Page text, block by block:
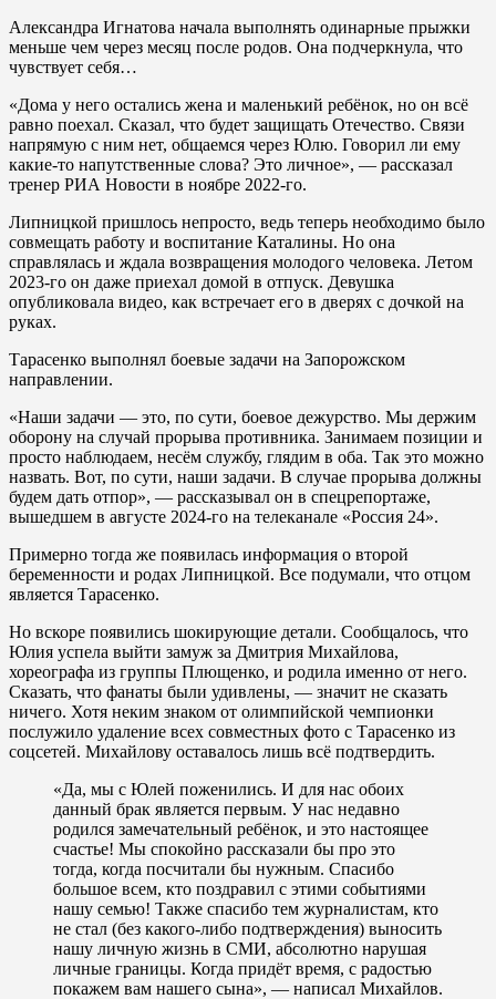
Александра Игнатова начала выполнять одинарные прыжки
меньше чем через месяц после родов. Она подчеркнула, что
чувствует себя…
«Дома у него остались жена и маленький ребёнок, но он всё
равно поехал. Сказал, что будет защищать Отечество. Связи
напрямую с ним нет, общаемся через Юлю. Говорил ли ему
какие-то напутственные слова? Это личное», — рассказал
тренер РИА Новости в ноябре 2022-го.
Липницкой пришлось непросто, ведь теперь необходимо было
совмещать работу и воспитание Каталины. Но она
справлялась и ждала возвращения молодого человека. Летом
2023-го он даже приехал домой в отпуск. Девушка
опубликовала видео, как встречает его в дверях с дочкой на
руках.
Тарасенко выполнял боевые задачи на Запорожском
направлении.
«Наши задачи — это, по сути, боевое дежурство. Мы держим
оборону на случай прорыва противника. Занимаем позиции и
просто наблюдаем, несём службу, глядим в оба. Так это можно
назвать. Вот, по сути, наши задачи. В случае прорыва должны
будем дать отпор», — рассказывал он в спецрепортаже,
вышедшем в августе 2024-го на телеканале «Россия 24».
Примерно тогда же появилась информация о второй
беременности и родах Липницкой. Все подумали, что отцом
является Тарасенко.
Но вскоре появились шокирующие детали. Сообщалось, что
Юлия успела выйти замуж за Дмитрия Михайлова,
хореографа из группы Плющенко, и родила именно от него.
Сказать, что фанаты были удивлены, — значит не сказать
ничего. Хотя неким знаком от олимпийской чемпионки
послужило удаление всех совместных фото с Тарасенко из
соцсетей. Михайлову оставалось лишь всё подтвердить.
«Да, мы с Юлей поженились. И для нас обоих
данный брак является первым. У нас недавно
родился замечательный ребёнок, и это настоящее
счастье! Мы спокойно рассказали бы про это
тогда, когда посчитали бы нужным. Спасибо
большое всем, кто поздравил с этими событиями
нашу семью! Также спасибо тем журналистам, кто
не стал (без какого-либо подтверждения) выносить
нашу личную жизнь в СМИ, абсолютно нарушая
личные границы. Когда придёт время, с радостью
покажем вам нашего сына», — написал Михайлов.